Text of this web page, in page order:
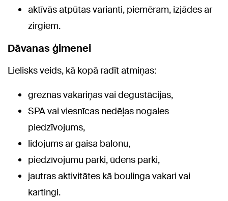
aktīvās atpūtas varianti, piemēram, izjādes ar
zirgiem.
Dāvanas ģimenei
Lielisks veids, kā kopā radīt atmiņas:
greznas vakariņas vai degustācijas,
SPA vai viesnīcas nedēļas nogales
piedzīvojums,
lidojums ar gaisa balonu,
piedzīvojumu parki, ūdens parki,
jautras aktivitātes kā boulinga vakari vai
kartingi.